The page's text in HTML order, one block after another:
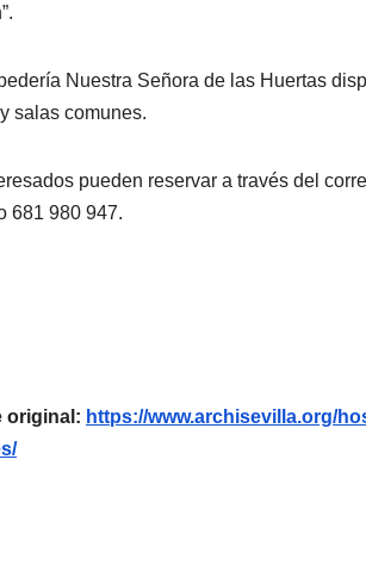
Nuestra Señora de las Huertas
salas comunes.
pueden reservar a través del
681 980 947.
original: https://www.archisevilla.org/